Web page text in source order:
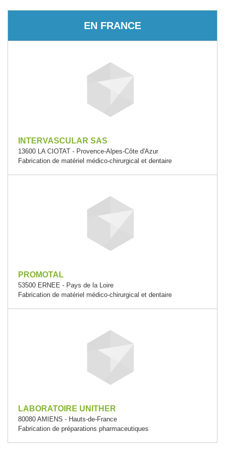
EN FRANCE
INTERVASCULAR SAS
13600 LA CIOTAT - Provence-Alpes-Côte d'Azur
Fabrication de matériel médico-chirurgical et dentaire
PROMOTAL
53500 ERNEE - Pays de la Loire
Fabrication de matériel médico-chirurgical et dentaire
LABORATOIRE UNITHER
80080 AMIENS - Hauts-de-France
Fabrication de préparations pharmaceutiques